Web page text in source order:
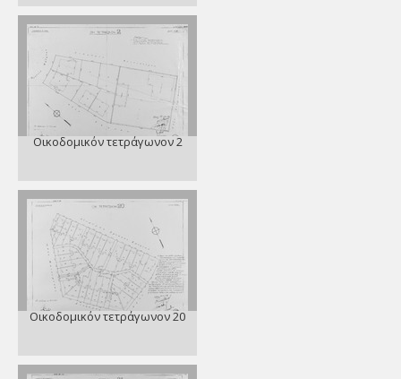
Οικοδομικόν τετράγωνον 2
Οικοδομικόν τετράγωνον 20